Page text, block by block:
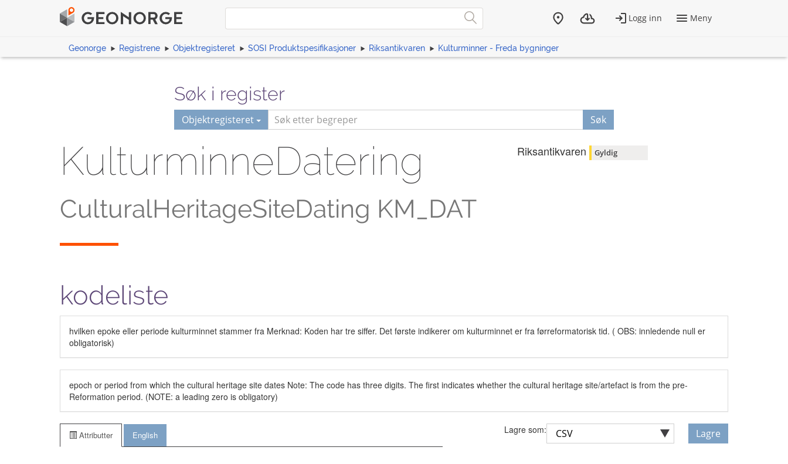
Geonorge Registrene Objektregisteret SOSI Produktspesifikasjoner Riksantikvaren Kulturminner - Freda bygninger
Søk i register
Objektregisteret Søk
KulturminneDatering
CulturalHeritageSiteDating KM_DAT
kodeliste
Riksantikvaren Gyldig
hvilken epoke eller periode kulturminnet stammer fra Merknad: Koden har tre siffer. Det første indikerer om kulturminnet er fra førreformatorisk tid. ( OBS: innledende null er
obligatorisk)
epoch or period from which the cultural heritage site dates Note: The code has three digits. The first indicates whether the cultural heritage site/artefact is from the pre-
Reformation period. (NOTE: a leading zero is obligatory)
Attributter English Lagre som: Lagre